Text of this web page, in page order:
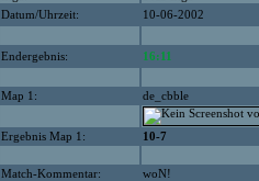
Datum/Uhrzeit:
10-06-2002
Endergebnis: 16:11
Map 1: de_cbble
Ergebnis Map 1: 10-7
Match-Kommentar:
woN!